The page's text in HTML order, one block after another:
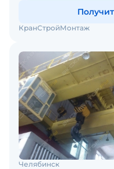
КранСтройМонтаж
Челябинск